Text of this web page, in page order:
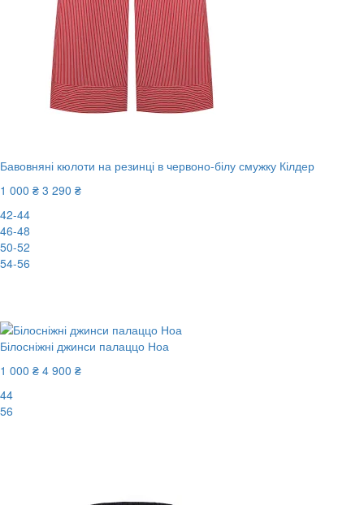
Бавовняні кюлоти на резинці в червоно-білу смужку Кілдер
1 000 ₴ 3 290 ₴
42-44
46-48
50-52
54-56
Білосніжні джинси палаццо Ноа
1 000 ₴ 4 900 ₴
44
56